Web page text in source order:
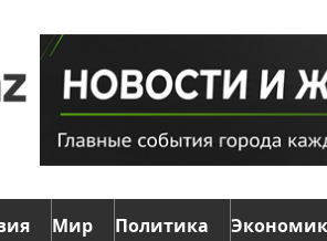
Мир Политика